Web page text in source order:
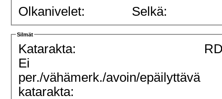
Olkanivelet:
Selkä:
Silmät
Katarakta:
Ei
per./vähämerk./avoin/epäilyttävä
katarakta: